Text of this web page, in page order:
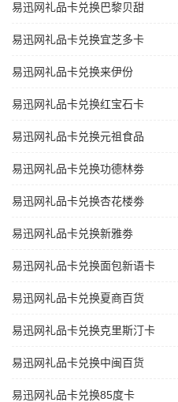
易迅网礼品卡兑换巴黎贝甜
易迅网礼品卡兑换宜芝多卡
易迅网礼品卡兑换来伊份
易迅网礼品卡兑换红宝石卡
易迅网礼品卡兑换元祖食品
易迅网礼品卡兑换功德林劵
易迅网礼品卡兑换杏花楼劵
易迅网礼品卡兑换新雅劵
易迅网礼品卡兑换面包新语卡
易迅网礼品卡兑换夏商百货
易迅网礼品卡兑换克里斯汀卡
易迅网礼品卡兑换中闽百货
易迅网礼品卡兑换85度卡